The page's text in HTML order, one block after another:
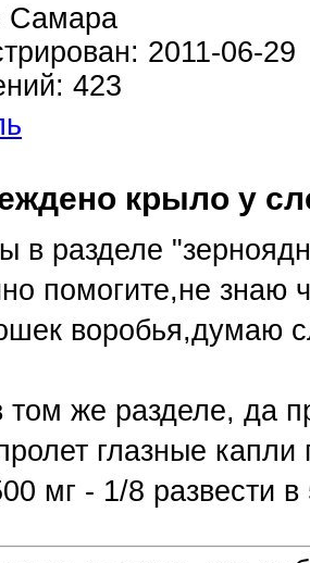
Самара
2011-06-29
423
крыло у
в разделе
помогите,не знаю
воробья,думаю
же разделе, да
глазные
мг - 1/8 развести